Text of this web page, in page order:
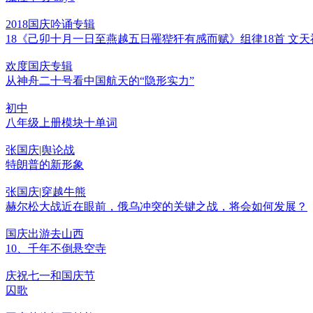
2018国庆吟诵专辑
18《己卯十月一日至燕越五日罹狴犴有感而赋》组律18首 文
欢度国庆专辑
从神舟二十号看中国航天的“隐形实力”
初中
八年级上册模块十单词
张国庆|舆论战
特朗普的新形象
张国庆|穿越牛熊
赫尔松大战近在眼前，俄乌冲突的关键之战，将会如何发展？
国庆出游去山西
10、千年不倒悬空寺
庆祝七一和国庆节
囚歌